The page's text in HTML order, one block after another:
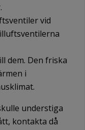
vid
dem. Den friska
i
understiga
kontakta då